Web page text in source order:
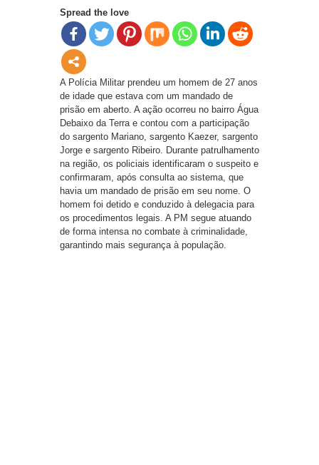
Spread the love
A Polícia Militar prendeu um homem de 27 anos
de idade que estava com um mandado de
prisão em aberto. A ação ocorreu no bairro Água
Debaixo da Terra e contou com a participação
do sargento Mariano, sargento Kaezer, sargento
Jorge e sargento Ribeiro. Durante patrulhamento
na região, os policiais identificaram o suspeito e
confirmaram, após consulta ao sistema, que
havia um mandado de prisão em seu nome. O
homem foi detido e conduzido à delegacia para
os procedimentos legais. A PM segue atuando
de forma intensa no combate à criminalidade,
garantindo mais segurança à população.